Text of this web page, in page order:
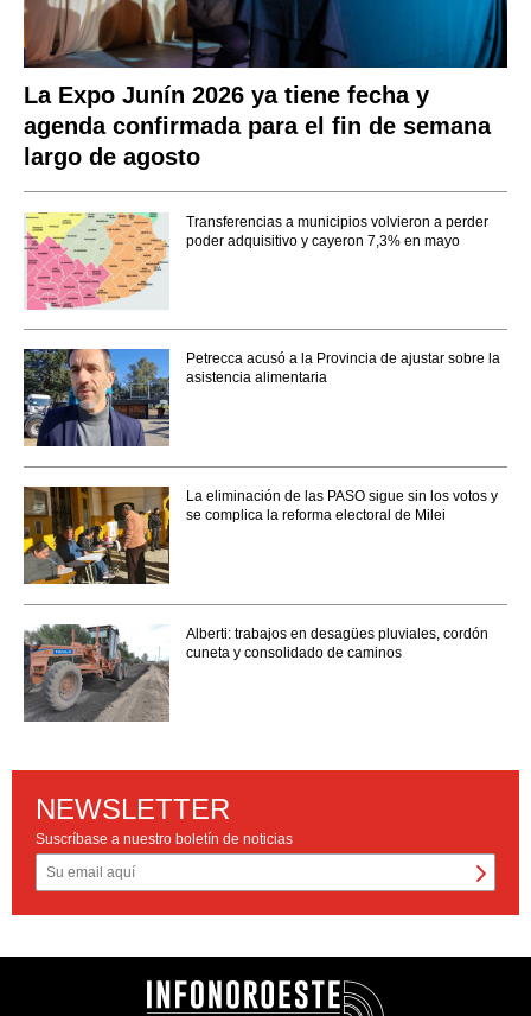
La Expo Junín 2026 ya tiene fecha y
agenda confirmada para el fin de semana
largo de agosto
Transferencias a municipios volvieron a perder
poder adquisitivo y cayeron 7,3% en mayo
Petrecca acusó a la Provincia de ajustar sobre la
asistencia alimentaria
La eliminación de las PASO sigue sin los votos y
se complica la reforma electoral de Milei
Alberti: trabajos en desagües pluviales, cordón
cuneta y consolidado de caminos
NEWSLETTER
Suscríbase a nuestro boletín de noticias